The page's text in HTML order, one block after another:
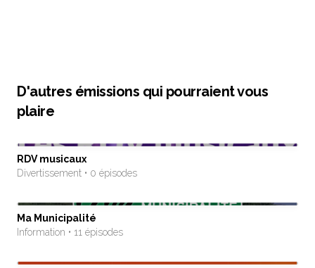
D'autres émissions qui pourraient vous
plaire
RDV musicaux
Divertissement • 0 épisodes
Ma Municipalité
Information • 11 épisodes